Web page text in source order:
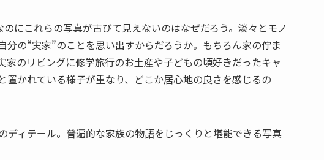
にこれらの写真が古びて見えないのはなぜだろう。淡々とモノ
の“実家”のことを思い出すからだろうか。もちろん家の佇ま
家のリビングに修学旅行のお土産や子どもの頃好きだったキャ
置かれている様子が重なり、どこか居心地の良さを感じるの
ディテール。普遍的な家族の物語をじっくりと堪能できる写真